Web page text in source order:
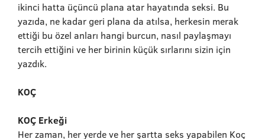
ikinci hatta üçüncü plana atar hayatında seksi. Bu
yazıda, ne kadar geri plana da atılsa, herkesin merak
ettiği bu özel anları hangi burcun, nasıl paylaşmayı
tercih ettiğini ve her birinin küçük sırlarını sizin için
yazdık.
KOÇ
KOÇ Erkeği
Her zaman, her yerde ve her şartta seks yapabilen Koç